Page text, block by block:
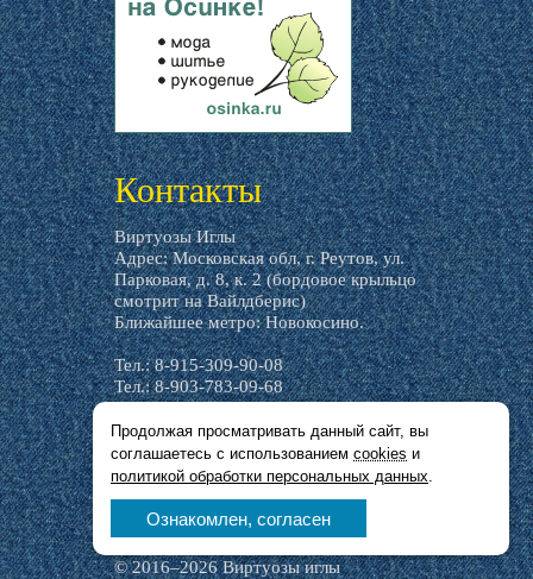
livemaster.ru
Контакты
Виртуозы Иглы
Адрес: Московская обл, г. Реутов, ул.
Парковая, д. 8, к. 2 (бордовое крыльцо
смотрит на Вайлдберис)
Ближайшее метро: Новокосино.
Тел.: 8-915-309-90-08
Тел.: 8-903-783-09-68
email:virtuozi-igly@yandex.ru
Время работы:
вт,
чт, вс — выходной
© 2016–2026 Виртуозы иглы
Продолжая просматривать данный сайт, вы
соглашаетесь с использованием cookies и
политикой обработки персональных данных.
Ознакомлен, согласен